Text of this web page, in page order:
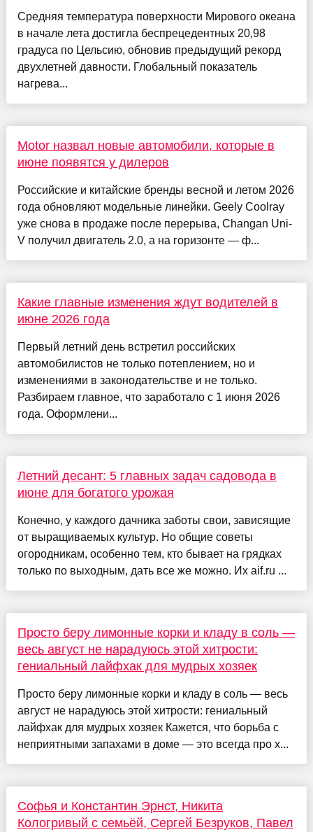
Средняя температура поверхности Мирового океана
в начале лета достигла беспрецедентных 20,98
градуса по Цельсию, обновив предыдущий рекорд
двухлетней давности. Глобальный показатель
нагрева...
Motor назвал новые автомобили, которые в
июне появятся у дилеров
Российские и китайские бренды весной и летом 2026
года обновляют модельные линейки. Geely Coolray
уже снова в продаже после перерыва, Changan Uni-
V получил двигатель 2.0, а на горизонте — ф...
Какие главные изменения ждут водителей в
июне 2026 года
Первый летний день встретил российских
автомобилистов не только потеплением, но и
изменениями в законодательстве и не только.
Разбираем главное, что заработало с 1 июня 2026
года. Оформлени...
Летний десант: 5 главных задач садовода в
июне для богатого урожая
Конечно, у каждого дачника заботы свои, зависящие
от выращиваемых культур. Но общие советы
огородникам, особенно тем, кто бывает на грядках
только по выходным, дать все же можно. Их aif.ru ...
Просто беру лимонные корки и кладу в соль —
весь август не нарадуюсь этой хитрости:
гениальный лайфхак для мудрых хозяек
Просто беру лимонные корки и кладу в соль — весь
август не нарадуюсь этой хитрости: гениальный
лайфхак для мудрых хозяек Кажется, что борьба с
неприятными запахами в доме — это всегда про х...
Софья и Константин Эрнст, Никита
Кологривый с семьёй, Сергей Безруков, Павел